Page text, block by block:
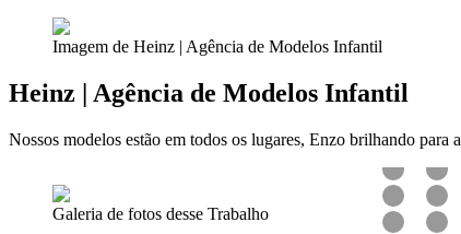
Imagem de Heinz | Agência de Modelos Infantil
Heinz | Agência de Modelos Infantil
Nossos modelos estão em todos os lugares, Enzo brilhando para a
Galeria de fotos desse Trabalho